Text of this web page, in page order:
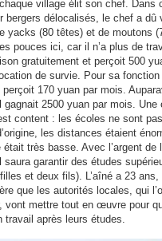
village élit son chef. Dans
bergers délocalisés, le chef a dû
yacks (80 têtes) et de moutons
pouces ici, car il n’a plus de
gratuitement et perçoit 500
de survie. Pour sa
170 yuan par mois.
gagnait 2500 yuan par mois. Une
content : les écoles ne sont
les distances étaient
était très basse. Avec l’argent de
saura garantir des études
et deux fils). L’aîné a 23
que les autorités locales, qui
vont mettre tout en œuvre pour
travail après leurs études.